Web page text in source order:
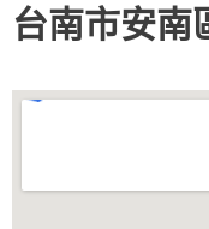
台南市安南